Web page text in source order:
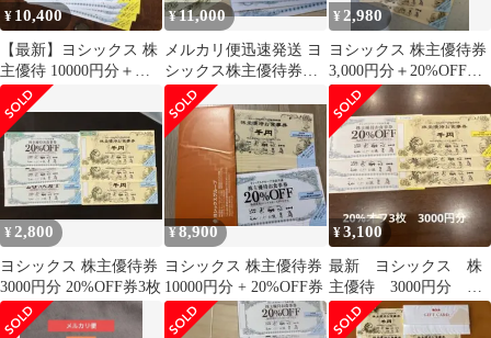
¥ 10,400
【最新】ヨシックス 株
主優待 10000円分＋
20％割引5枚
¥11,000
メルカリ便迅速発送 ヨ
シックス株主優待券
10000円分＋20%OFF券
10枚
¥ 2,980
ヨシックス 株主優待券
3,000円分＋20%OFF券3
枚 ニパチ や台や
¥ 2,800
ヨシックス 株主優待券
3000円分 20%OFF券3枚
¥8,900
ヨシックス 株主優待券
10000円分 + 20%OFF券
¥3,100
最新 ヨシックス 株
主優待 3000円分
20％OFF券